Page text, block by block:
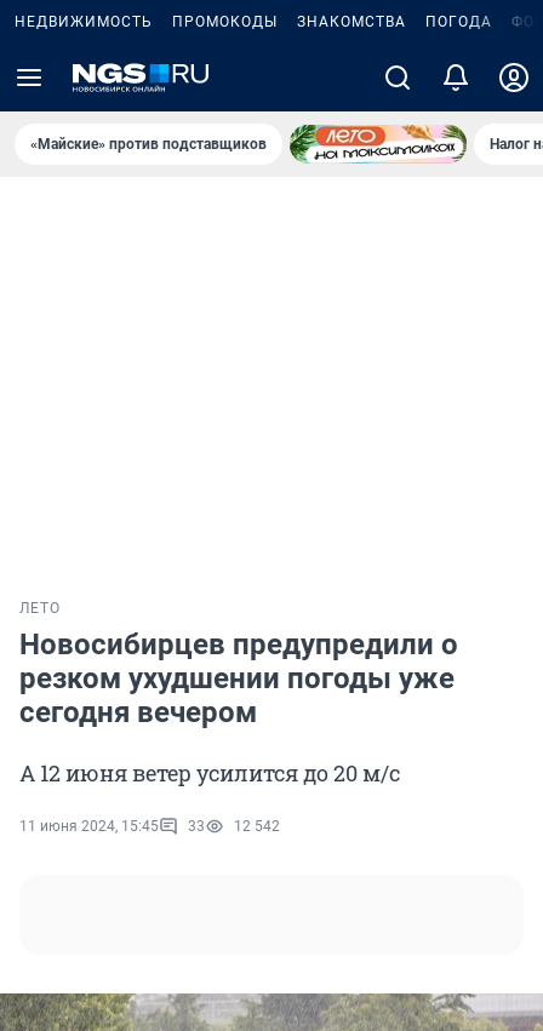
НЕДВИЖИМОСТЬ ПРОМОКОДЫ ЗНАКОМСТВА ПОГОДА
«Майские» против подставщиков Налог
ЛЕТО
Новосибирцев предупредили о
резком ухудшении погоды уже
сегодня вечером
А 12 июня ветер усилится до 20 м/с
11 июня 2024, 15:45 33 12 542